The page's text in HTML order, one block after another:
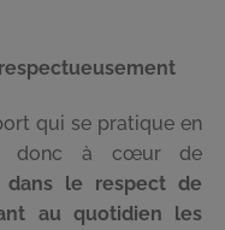
qui se pratique en
donc à cœur de
dans le respect de
au quotidien les